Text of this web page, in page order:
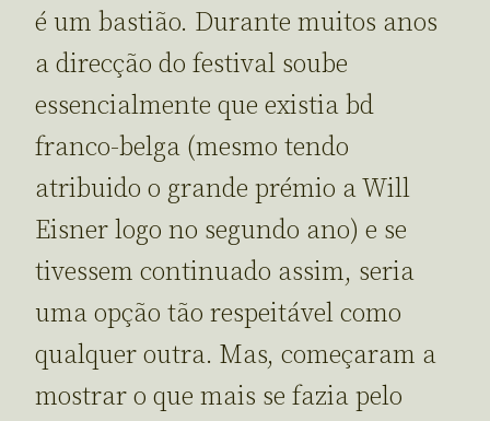
é um bastião. Durante muitos anos
a direcção do festival soube
essencialmente que existia bd
franco-belga (mesmo tendo
atribuido o grande prémio a Will
Eisner logo no segundo ano) e se
tivessem continuado assim, seria
uma opção tão respeitável como
qualquer outra. Mas, começaram a
mostrar o que mais se fazia pelo